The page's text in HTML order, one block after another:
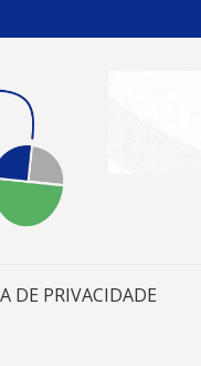
DE PRIVACIDADE